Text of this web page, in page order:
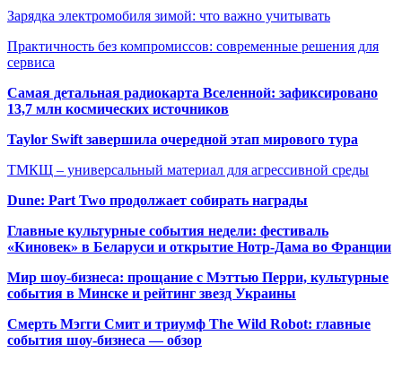
Зарядка электромобиля зимой: что важно учитывать
Практичность без компромиссов: современные решения для
сервиса
Самая детальная радиокарта Вселенной: зафиксировано
13,7 млн космических источников
Taylor Swift завершила очередной этап мирового тура
ТМКЩ – универсальный материал для агрессивной среды
Dune: Part Two продолжает собирать награды
Главные культурные события недели: фестиваль
«Киновек» в Беларуси и открытие Нотр-Дама во Франции
Мир шоу-бизнеса: прощание с Мэттью Перри, культурные
события в Минске и рейтинг звезд Украины
Смерть Мэгги Смит и триумф The Wild Robot: главные
события шоу-бизнеса — обзор